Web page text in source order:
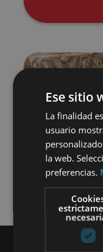
Ese sitio
La finalidad
usuario
la web.
preferencias.